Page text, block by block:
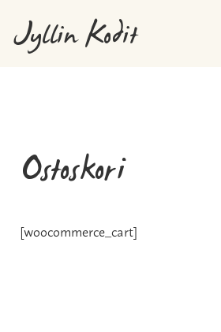
Jyllin Kodit
Ostoskori
[woocommerce_cart]